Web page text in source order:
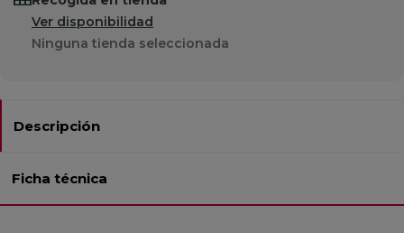
Ver disponibilidad
Ninguna tienda seleccionada
Descripción
Ficha técnica